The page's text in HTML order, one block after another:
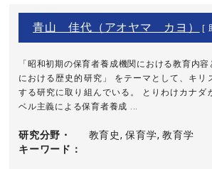
青山 佳代（アオヤマ カヨ） [
「昭和初期の保育者養成機関における教育内
における歴史的研究」 をテーマとして、キリ
する研究に取り組んでいる。 とりわけカナダ
ベル主義による保育者養成 ...
研究分野・
キーワード
教育史, 保育学, 教育学